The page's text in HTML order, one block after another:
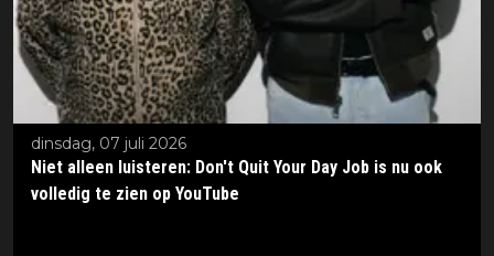
Niet alleen luisteren: Don't Quit Your Day Job is nu ook
volledig te zien op YouTube
dinsdag, 07 juli 2026